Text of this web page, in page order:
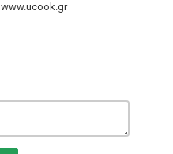
www.ucook.gr